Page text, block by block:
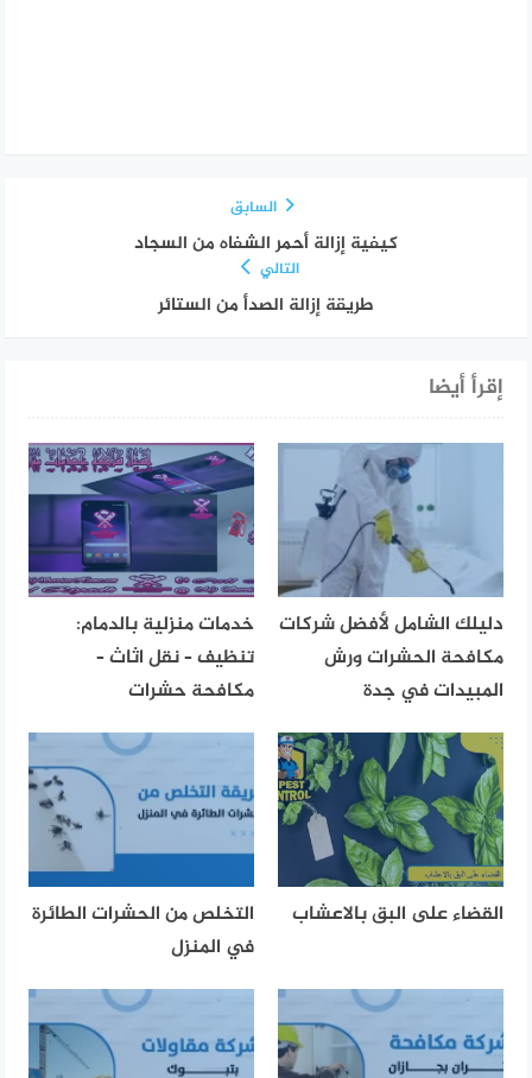
السابق
كيفية إزالة أحمر الشفاه من السجاد
التالي
طريقة إزالة الصدأ من الستائر
إقرأ أيضا
دليلك الشامل لأفضل شركات
مكافحة الحشرات ورش
المبيدات في جدة
خدمات منزلية بالدمام:
تنظيف – نقل اثاث –
مكافحة حشرات
القضاء على البق بالاعشاب
التخلص من الحشرات الطائرة
في المنزل